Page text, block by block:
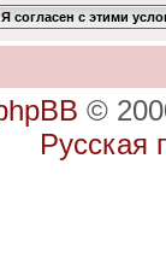
©
Русская